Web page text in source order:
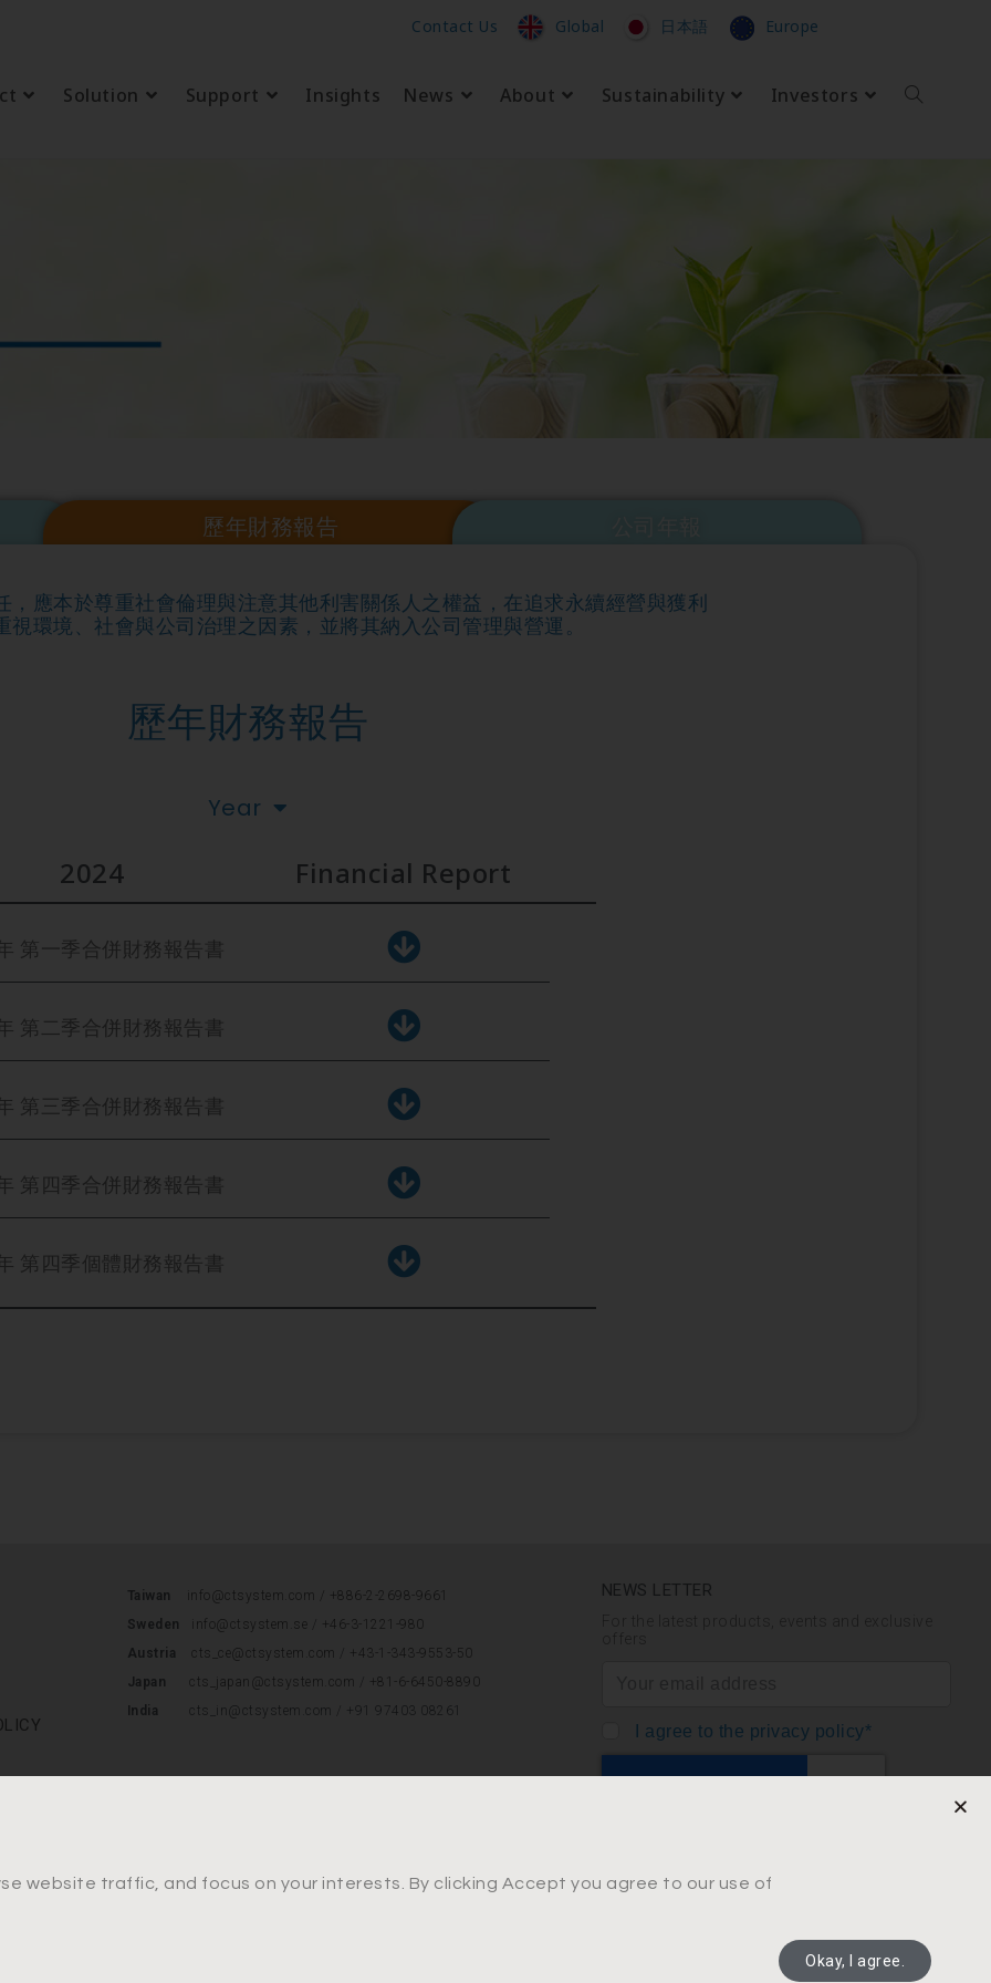
Contact Us Global 日本語 Europe
Solution Support Insights News About Sustainability Investors
歷年財務報告
，應本於尊重社會倫理與注意其他利害關係人之權益，在追求永續經營與獲利
視環境、社會與公司治理之因素，並將其納入公司管理與營運。
歷年財務報告
Year
2024 Financial Report
第一季合併財務報告書
第二季合併財務報告書
第三季合併財務報告書
第四季合併財務報告書
第四季個體財務報告書
Taiwan info@ctsystem.com /
+886-2-2698-9661
Sweden
info@ctsystem.se
+46-3-1221-980
Austria
cts_ce@ctsystem.com
+43-1-343-9553-50
Japan
cts_japan@ctsystem.com
+81-6-6450-8890
India
cts_in@ctsystem.com / +91 97403 08261
NEWS LETTER
I agree to the privacy policy*
website traffic, and focus on your interests. By clicking Accept you agree to our use of
Okay, I agree.